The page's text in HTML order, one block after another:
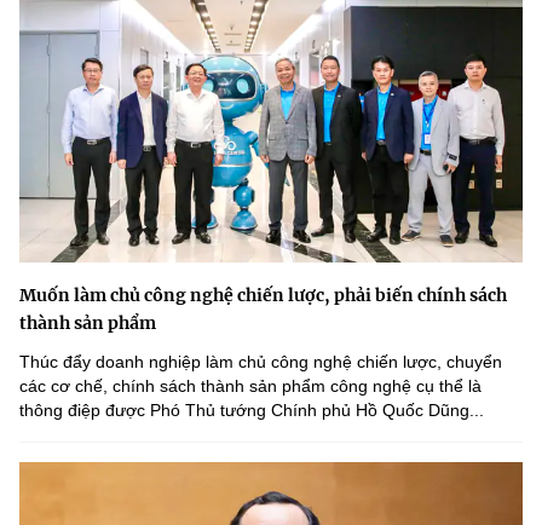
Muốn làm chủ công nghệ chiến lược, phải biến chính sách
thành sản phẩm
Thúc đẩy doanh nghiệp làm chủ công nghệ chiến lược, chuyển
các cơ chế, chính sách thành sản phẩm công nghệ cụ thể là
thông điệp được Phó Thủ tướng Chính phủ Hồ Quốc Dũng...